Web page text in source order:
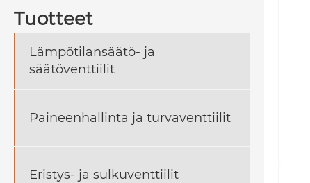
Tuotteet
Lämpötilansäätö- ja
säätöventtiilit
Paineenhallinta ja turvaventtiilit
Eristys- ja sulkuventtiilit